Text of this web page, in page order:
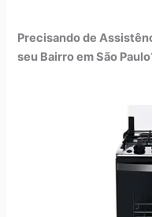
Precisando de
seu Bairro em São